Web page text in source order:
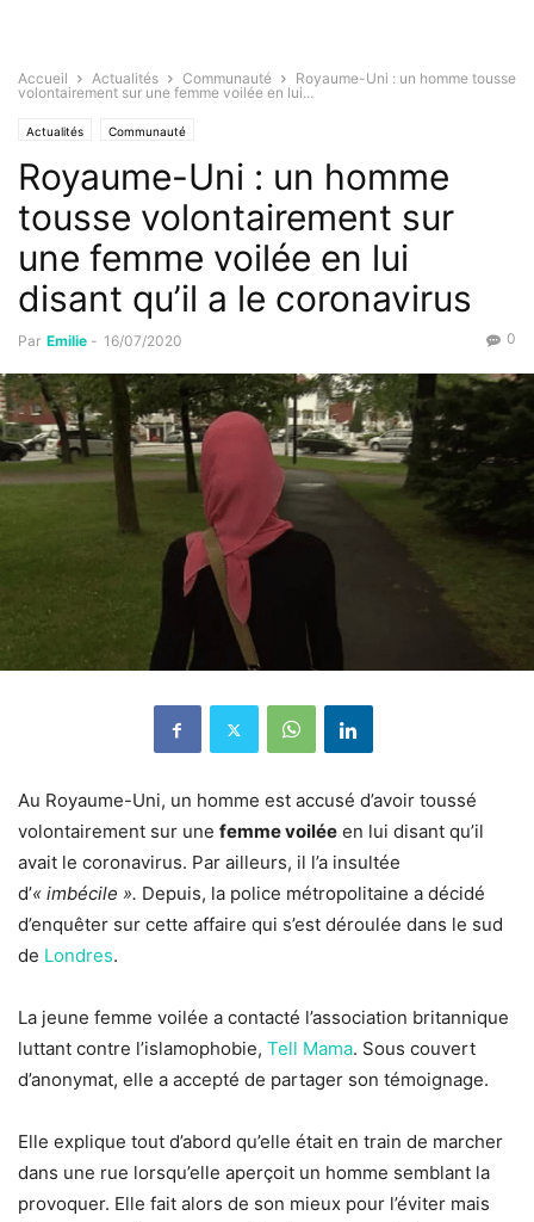
Accueil Actualités Communauté
Royaume-Uni : un homme tousse
volontairement sur une femme voilée en lui...
Actualités Communauté
Royaume-Uni : un homme
tousse volontairement sur
une femme voilée en lui
disant qu’il a le coronavirus
Par Emilie - 16/07/2020 0
Au Royaume-Uni, un homme est accusé d’avoir toussé
volontairement sur une femme voilée en lui disant qu’il
avait le coronavirus. Par ailleurs, il l’a insultée
d’« imbécile ». Depuis, la police métropolitaine a décidé
d’enquêter sur cette affaire qui s’est déroulée dans le sud
de Londres.
La jeune femme voilée a contacté l’association britannique
luttant contre l’islamophobie, Tell Mama. Sous couvert
d’anonymat, elle a accepté de partager son témoignage.
Elle explique tout d’abord qu’elle était en train de marcher
dans une rue lorsqu’elle aperçoit un homme semblant la
provoquer. Elle fait alors de son mieux pour l’éviter mais